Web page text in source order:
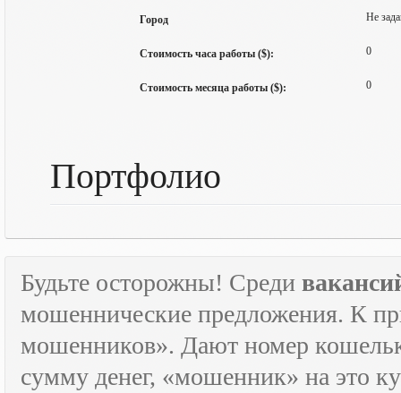
Город Не
Стоимость часа работы ($): 0
Стоимость месяца работы ($): 0
Портфолио
Будьте осторожны! Среди
мошеннические предложения. К
мошенников». Дают номер
сумму денег, «мошенник» на это